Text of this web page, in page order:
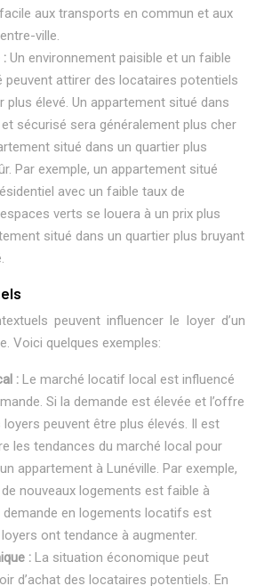
aux transports en commun et aux
ville.
: Un environnement paisible et un faible
peuvent attirer des locataires potentiels
plus élevé. Un appartement situé dans
sécurisé sera généralement plus cher
situé dans un quartier plus
Par exemple, un appartement situé
avec un faible taux de
verts se louera à un prix plus
situé dans un quartier plus bruyant
peuvent influencer le loyer d’un
Voici quelques exemples:
: Le marché locatif local est influencé
Si la demande est élevée et l’offre
peuvent être plus élevés. Il est
les tendances du marché local pour
appartement à Lunéville. Par exemple,
nouveaux logements est faible à
demande en logements locatifs est
ont tendance à augmenter.
: La situation économique peut
d’achat des locataires potentiels. En